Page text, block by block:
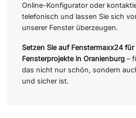
Online-Konfigurator oder
telefonisch und lassen Sie sich
unserer Fenster überzeugen.
Setzen Sie auf Fenstermaxx24 für
Fensterprojekte in Oranienburg –
das nicht nur schön, sondern
und sicher ist.